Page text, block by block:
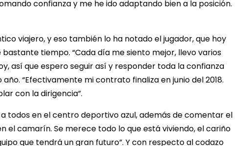
confianza y me he ido adaptando bien a la posición.
viajero, y eso también lo ha notado el jugador, que hoy
tiempo. “Cada día me siento mejor, llevo varios
así que espero seguir así y responder toda la confianza
“Efectivamente mi contrato finaliza en junio del 2018.
con la dirigencia”.
todos en el centro deportivo azul, además de comentar el
el camarín. Se merece todo lo que está viviendo, el cariño
que tendrá un gran futuro”. Y con respecto al codazo